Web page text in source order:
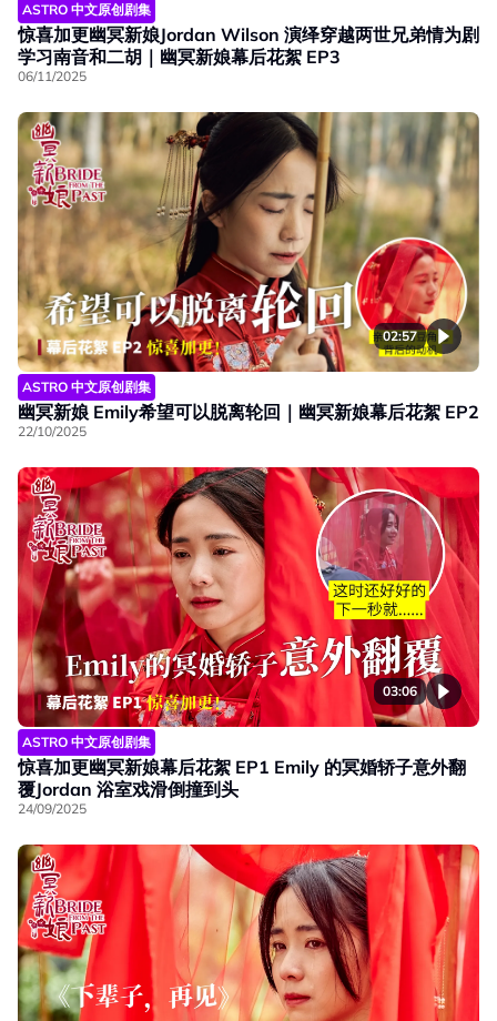
ASTRO 中文原创剧集
惊喜加更幽冥新娘Jordan Wilson 演绎穿越两世兄弟情为剧
学习南音和二胡｜幽冥新娘幕后花絮 EP3
06/11/2025
02:57
ASTRO 中文原创剧集
幽冥新娘 Emily希望可以脱离轮回｜幽冥新娘幕后花絮 EP2
22/10/2025
03:06
ASTRO 中文原创剧集
惊喜加更幽冥新娘幕后花絮 EP1 Emily 的冥婚轿子意外翻
覆Jordan 浴室戏滑倒撞到头
24/09/2025